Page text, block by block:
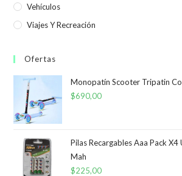
Vehículos
Viajes Y Recreación
Ofertas
Monopatín Scooter Tripatin
$690,00
Pilas Recargables Aaa Pack
Mah
$225,00